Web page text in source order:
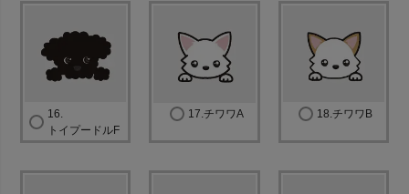
16.
トイプードルF
17.チワワA 18.チワワB